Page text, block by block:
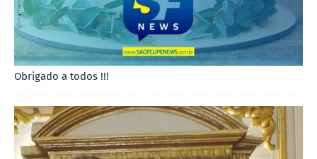
Obrigado a todos !!!